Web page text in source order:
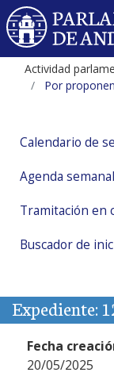
Actividad
Por
Calendario de
Agenda semanal
Tramitación en
Buscador de
Expediente:
Fecha
20/05/2025